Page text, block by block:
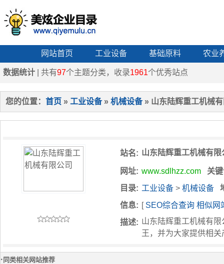
网站首页 工业设备 基础原料 农业
数据统计 | 共有97个主题分类，收录1961个优秀站点
您的位置： 首页 » 工业设备» 机械设备» 山东陆辉重工机械
站名: 山东陆辉重工机械有限
网址: www.sdlhzz.com
关
目录: 工业设备 > 机械设备
信息: [ SEO综合查询 相似网
描述: 山东陆辉重工机械有
王，并为大家提供相
· 同类相关网站推荐